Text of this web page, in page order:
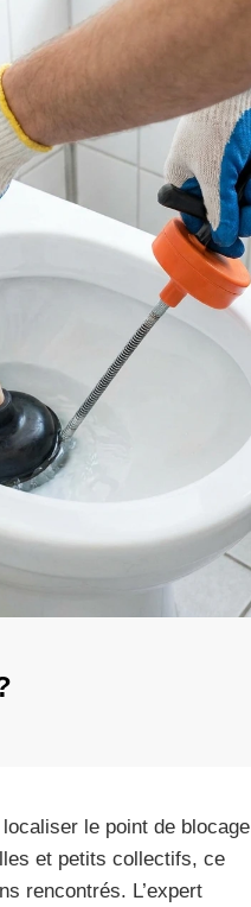
le point de blocage
et petits collectifs, ce
rencontrés. L’expert